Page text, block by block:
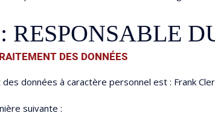
RESPONSABLE
DES DONNÉES
données à caractère personnel est : Frank
suivante :